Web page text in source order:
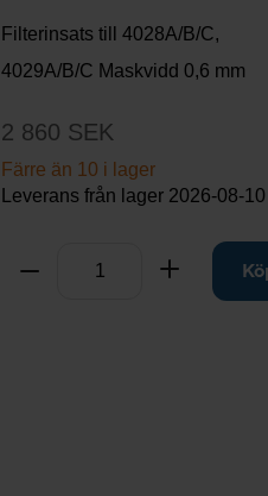
Filterinsats till 4028A/B/C,
4029A/B/C Maskvidd 0,6 mm
2 860 SEK
Färre än 10 i lager
Leverans från lager 2026-08-10
Ta bort Lägg till